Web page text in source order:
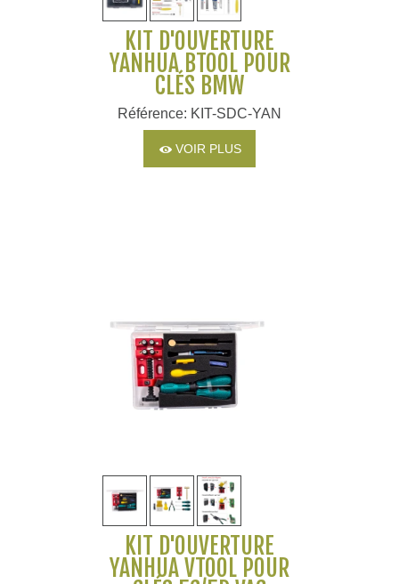
KIT D'OUVERTURE
YANHUA BTOOL POUR
CLÉS BMW
Référence: KIT-SDC-YAN
VOIR PLUS
KIT D'OUVERTURE
YANHUA VTOOL POUR